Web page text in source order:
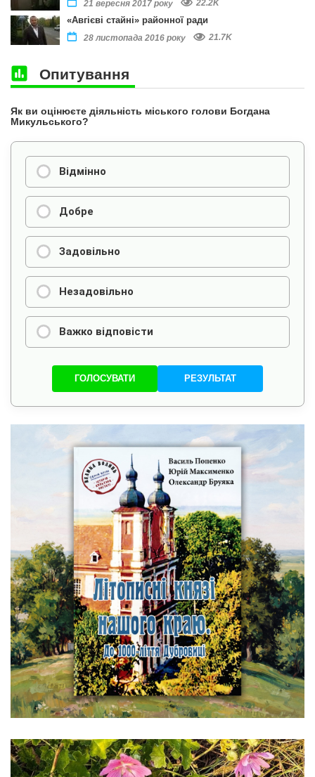
21 вересня 2017 року 22.2K
«Авгієві стайні» районної ради
28 листопада 2016 року 21.7K
Опитування
Як ви оцінюєте діяльність міського голови Богдана
Микульського?
Відмінно
Добре
Задовільно
Незадовільно
Важко відповісти
ГОЛОСУВАТИ РЕЗУЛЬТАТ